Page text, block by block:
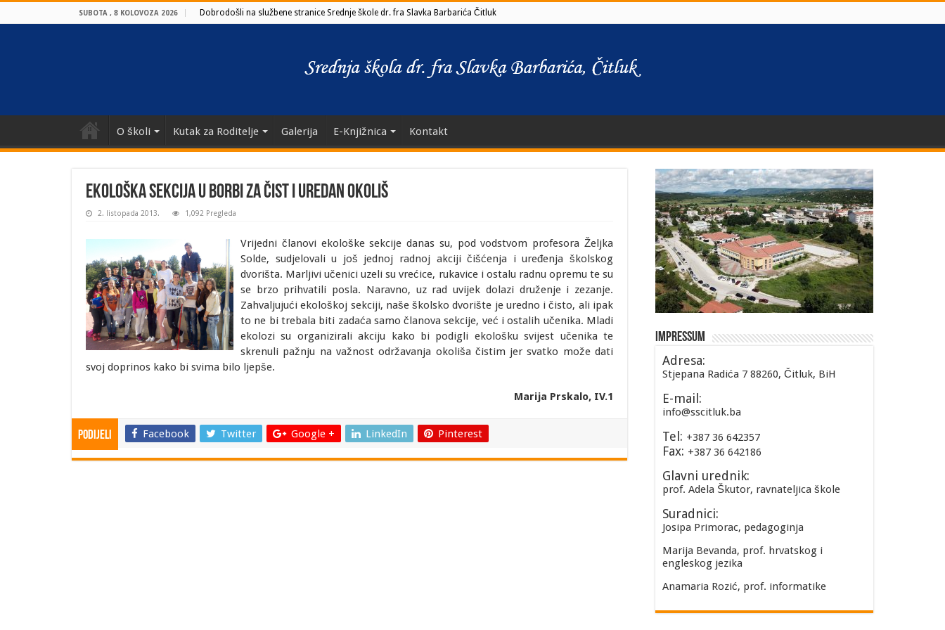
SUBOTA , 8 KOLOVOZA 2026 Dobrodošli na službene stranice Srednje škole dr. fra Slavka Barbarića Čitluk
O školi Kutak za Roditelje Galerija E-Knjižnica Kontakt
Ekološka sekcija u borbi za čist i uredan okoliš
2. listopada 2013. 1,092 Pregleda
Vrijedni članovi ekološke sekcije danas su, pod vodstvom profesora Željka
Solde, sudjelovali u još jednoj radnoj akciji čišćenja i uređenja školskog
dvorišta. Marljivi učenici uzeli su vrećice, rukavice i ostalu radnu opremu te su
se brzo prihvatili posla. Naravno, uz rad uvijek dolazi druženje i zezanje.
Zahvaljujući ekološkoj sekciji, naše školsko dvorište je uredno i čisto, ali ipak
to ne bi trebala biti zadaća samo članova sekcije, već i ostalih učenika. Mladi
ekolozi su organizirali akciju kako bi podigli ekološku svijest učenika te
skrenuli pažnju na važnost održavanja okoliša čistim jer svatko može dati
svoj doprinos kako bi svima bilo ljepše.
Marija Prskalo, IV.1
Podijeli Facebook Twitter Google + LinkedIn Pinterest
Impressum
Adresa:
Stjepana Radića 7 88260, Čitluk, BiH
E-mail:
info@sscitluk.ba
Tel: +387 36 642357
Fax: +387 36 642186
Glavni urednik:
prof. Adela Škutor, ravnateljica škole
Suradnici:
Josipa Primorac, pedagoginja
Marija Bevanda, prof. hrvatskog i
engleskog jezika
Anamaria Rozić, prof. informatike